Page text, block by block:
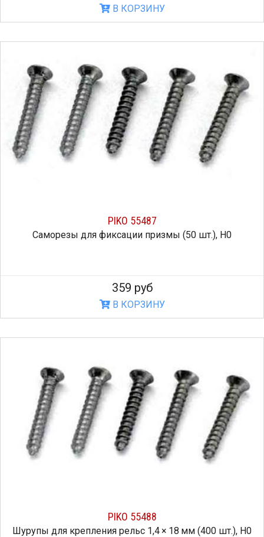
В КОРЗИНУ
PIKO 55487
Саморезы для фиксации призмы (50 шт.), H0
359 руб
В КОРЗИНУ
PIKO 55488
Шурупы для крепления рельс 1,4 × 18 мм (400 шт.), H0